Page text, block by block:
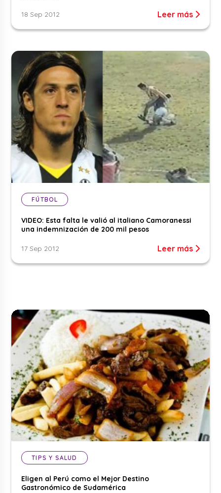
18 Sep 2012 Leer más
FÚTBOL
VIDEO: Esta falta le valió al italiano Camoranessi
una indemnización de 200 mil pesos
17 Sep 2012 Leer más
TIPS Y SALUD
Eligen al Perú como el Mejor Destino
Gastronómico de Sudamérica